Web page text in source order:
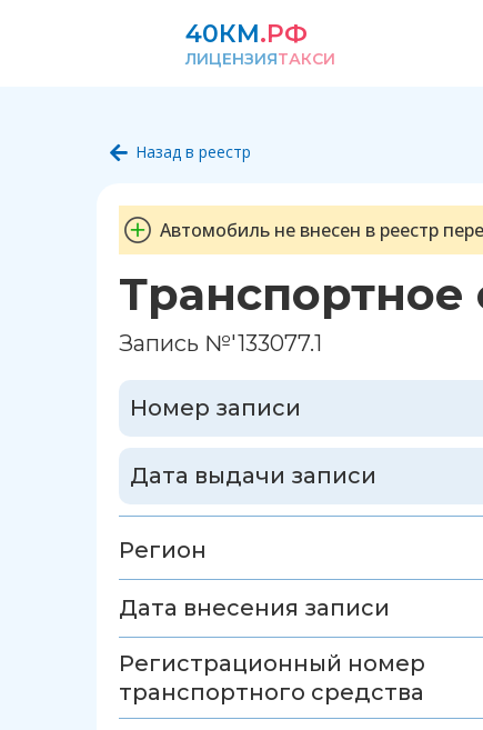
40КМ.РФ
ЛИЦЕНЗИЯТАКСИ
Назад в реестр
Автомобиль не внесен в реестр
Транспортное
Запись №'133077.1
Номер записи
Дата выдачи записи
Регион
Дата внесения записи
Регистрационный номер
транспортного средства